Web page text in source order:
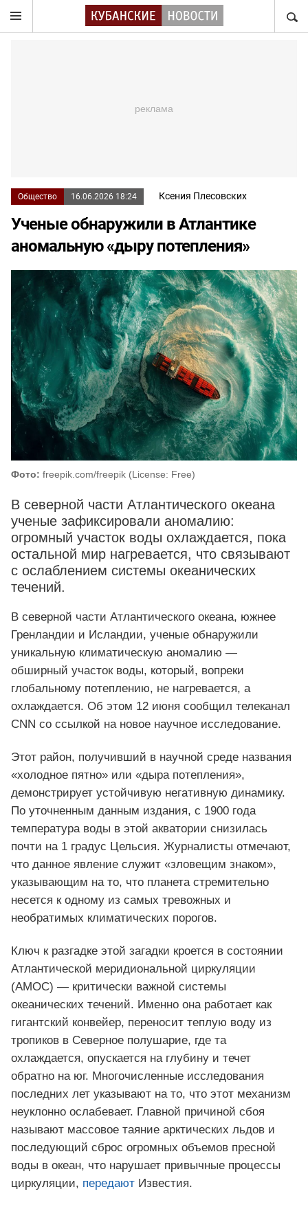
Общество 16.06.2026 18:24 Ксения Плесовских
Ученые обнаружили в Атлантике
аномальную «дыру потепления»
Фото: freepik.com/freepik (License: Free)
В северной части Атлантического океана
ученые зафиксировали аномалию:
огромный участок воды охлаждается, пока
остальной мир нагревается, что связывают
с ослаблением системы океанических
течений.
В северной части Атлантического океана, южнее
Гренландии и Исландии, ученые обнаружили
уникальную климатическую аномалию —
обширный участок воды, который, вопреки
глобальному потеплению, не нагревается, а
охлаждается. Об этом 12 июня сообщил телеканал
CNN со ссылкой на новое научное исследование.
Этот район, получивший в научной среде названия
«холодное пятно» или «дыра потепления»,
демонстрирует устойчивую негативную динамику.
По уточненным данным издания, с 1900 года
температура воды в этой акватории снизилась
почти на 1 градус Цельсия. Журналисты отмечают,
что данное явление служит «зловещим знаком»,
указывающим на то, что планета стремительно
несется к одному из самых тревожных и
необратимых климатических порогов.
Ключ к разгадке этой загадки кроется в состоянии
Атлантической меридиональной циркуляции
(AMOC) — критически важной системы
океанических течений. Именно она работает как
гигантский конвейер, переносит теплую воду из
тропиков в Северное полушарие, где та
охлаждается, опускается на глубину и течет
обратно на юг. Многочисленные исследования
последних лет указывают на то, что этот механизм
неуклонно ослабевает. Главной причиной сбоя
называют массовое таяние арктических льдов и
последующий сброс огромных объемов пресной
воды в океан, что нарушает привычные процессы
циркуляции, передают Известия.